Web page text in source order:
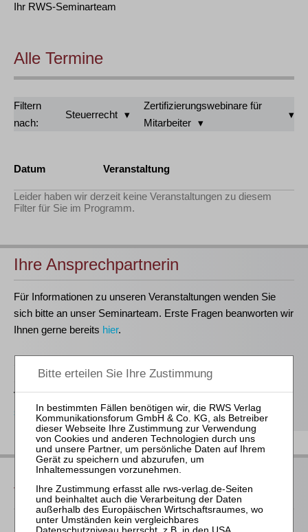
Ihr RWS-Seminarteam
Alle Termine
Filtern
nach:
Steuerrecht
Zertifizierungswebinare für
Mitarbeiter
Datum Veranstaltung
Leider haben wir derzeit keine Veranstaltungen zu diesem
Filter für Sie im Programm.
Ihre Ansprechpartnerin
Für Informationen zu unseren Veranstaltungen wenden Sie
sich bitte an unser Seminarteam. Erste Fragen beanworten wir
Ihnen gerne bereits hier.
Seminarorganisation
T(0221)-400 88-15
seminar@rws-verlag.de
Das bieten Ihnen unsere
Veranstaltungen
Für alle Endgeräte kompatible und browserbasierte